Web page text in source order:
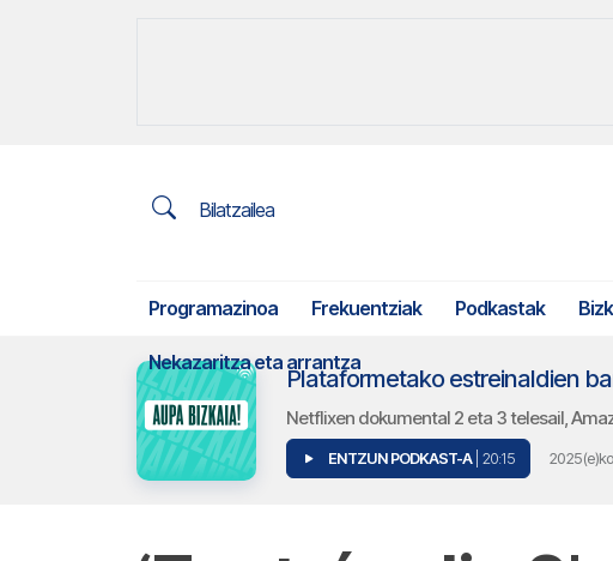
Bilatzailea
Programazinoa Frekuentziak Podkastak
Nekazaritza eta arrantza
Plataformetako estreinaldien
Netflixen dokumental 2 eta 3 telesail,
ENTZUN PODKAST-A | 20:15